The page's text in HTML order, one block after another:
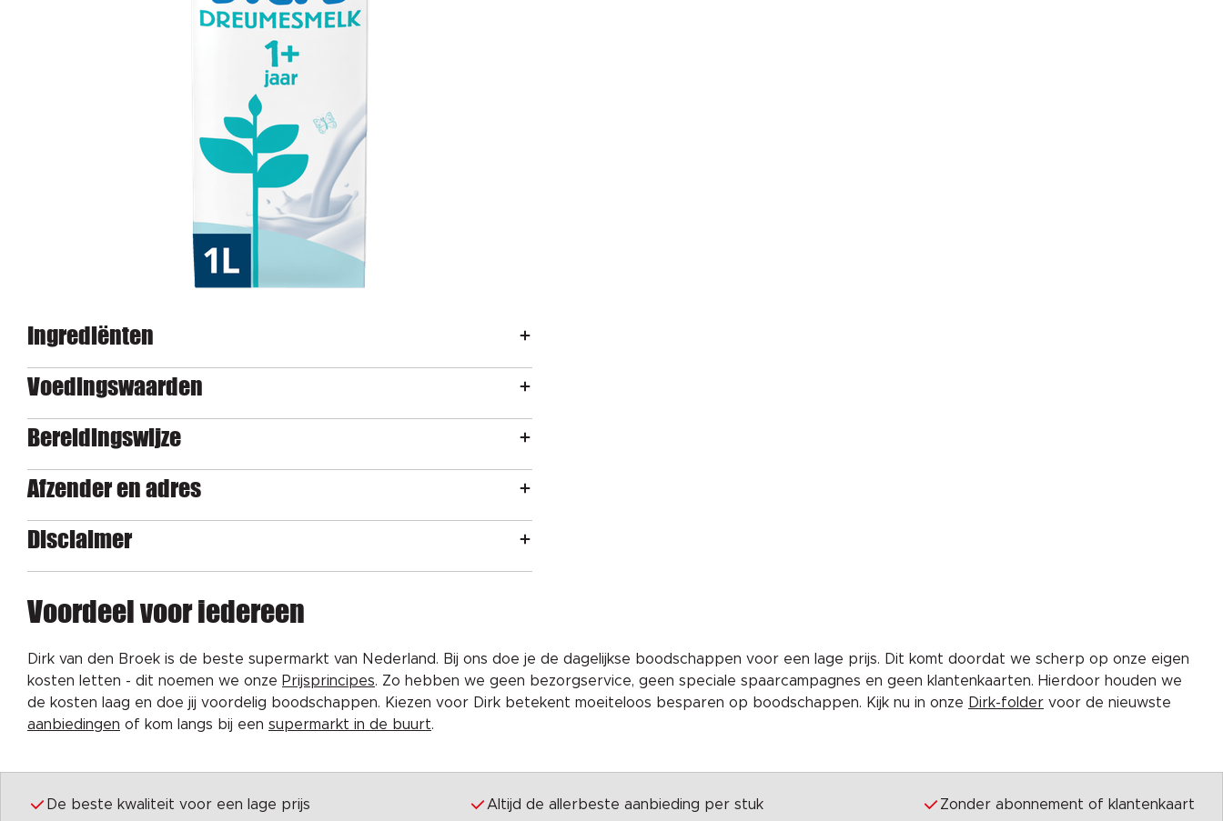
Ingrediënten
Voedingswaarden
Bereidingswijze
Afzender en adres
Disclaimer
Voordeel voor iedereen
Dirk van den Broek is de beste supermarkt van Nederland. Bij ons doe je de dagelijkse boodschappen voor een lage prijs. Dit komt doordat we scherp op onze eigen
kosten letten - dit noemen we onze Prijsprincipes. Zo hebben we geen bezorgservice, geen speciale spaarcampagnes en geen klantenkaarten. Hierdoor houden we
de kosten laag en doe jij voordelig boodschappen. Kiezen voor Dirk betekent moeiteloos besparen op boodschappen. Kijk nu in onze Dirk-folder voor de nieuwste
aanbiedingen of kom langs bij een supermarkt in de buurt.
De beste kwaliteit voor een lage prijs Altijd de allerbeste aanbieding per stuk Zonder abonnement of klantenkaart